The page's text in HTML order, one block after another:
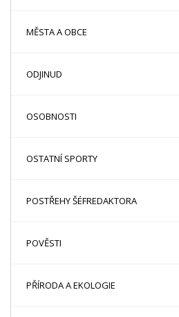
MĚSTA A OBCE
ODJINUD
OSOBNOSTI
OSTATNÍ SPORTY
POSTŘEHY ŠÉFREDAKTORA
POVĚSTI
PŘÍRODA A EKOLOGIE